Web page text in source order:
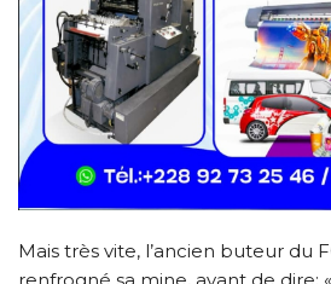
Mais très vite, l’ancien buteur du
renfrogné sa mine, avant de dire: «